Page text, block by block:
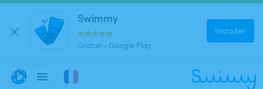
Swimmy
Gratuit - Google Play
Installer